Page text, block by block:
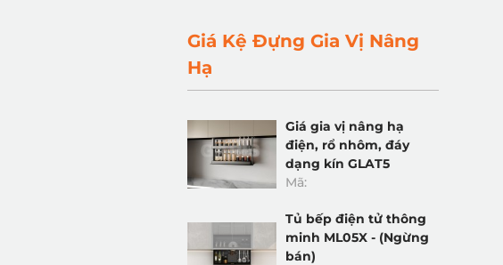
Giá Kệ Đựng Gia Vị Nâng
Hạ
Giá gia vị nâng hạ
điện, rổ nhôm, đáy
dạng kín GLAT5
Mã:
Tủ bếp điện tử thông
minh ML05X - (Ngừng
bán)